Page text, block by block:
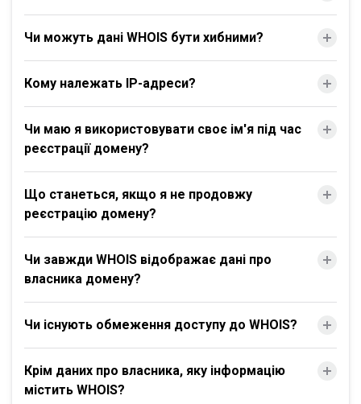
Чи можуть дані WHOIS бути хибними?
Кому належать IP-адреси?
Чи маю я використовувати своє ім'я під час
реєстрації домену?
Що станеться, якщо я не продовжу
реєстрацію домену?
Чи завжди WHOIS відображає дані про
власника домену?
Чи існують обмеження доступу до WHOIS?
Крім даних про власника, яку інформацію
містить WHOIS?